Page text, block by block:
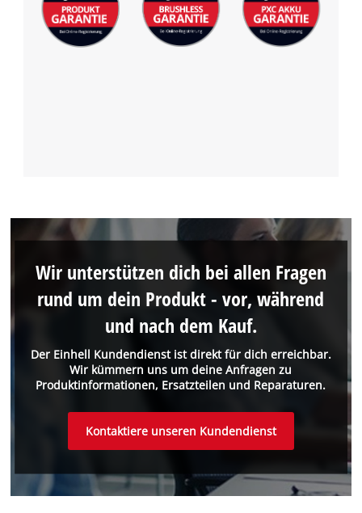
Der Einhell Kundendienst ist direkt für dich erreichbar.
Wir kümmern uns um deine Anfragen zu
Produktinformationen, Ersatzteilen und Reparaturen.
Wir unterstützen dich bei allen Fragen
rund um dein Produkt - vor, während
und nach dem Kauf.
Kontaktiere unseren Kundendienst